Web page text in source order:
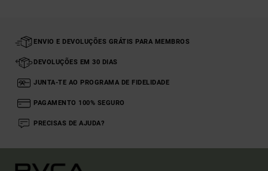
ENVIO E DEVOLUÇÕES GRÁTIS PARA MEMBROS
DEVOLUÇÕES EM 30 DIAS
JUNTA-TE AO PROGRAMA DE FIDELIDADE
PAGAMENTO 100% SEGURO
PRECISAS DE AJUDA?